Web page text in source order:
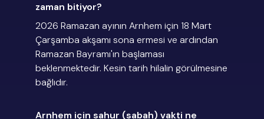
zaman bitiyor?
2026 Ramazan ayının Arnhem için 18 Mart
Çarşamba akşamı sona ermesi ve ardından
Ramazan Bayramı'ın başlaması
beklenmektedir. Kesin tarih hilalin görülmesine
bağlıdır.
Arnhem için sahur (sabah) vakti ne